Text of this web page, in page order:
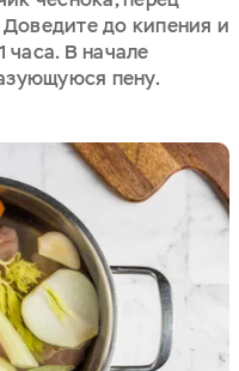
Доведите до кипения и
часа. В начале
пену.